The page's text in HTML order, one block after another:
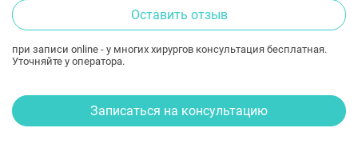
Оставить отзыв
при записи online - у многих хирургов консультация бесплатная.
Уточняйте у оператора.
Записаться на консультацию